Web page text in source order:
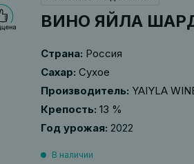
ВИНО ЯЙЛА
Страна: Россия
Сахар: Сухое
Производитель: YAIYLA
Крепость: 13 %
Год урожая: 2022
В наличии